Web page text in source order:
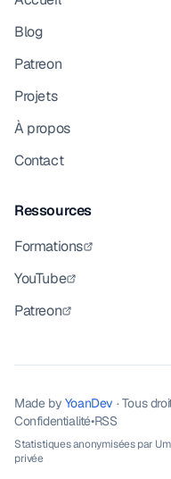
Blog
Patreon
Projets
À propos
Contact
Ressources
Formations
YouTube
Patreon
Made by YoanDev · Tous
Confidentialité•RSS
Statistiques anonymisées par
privée